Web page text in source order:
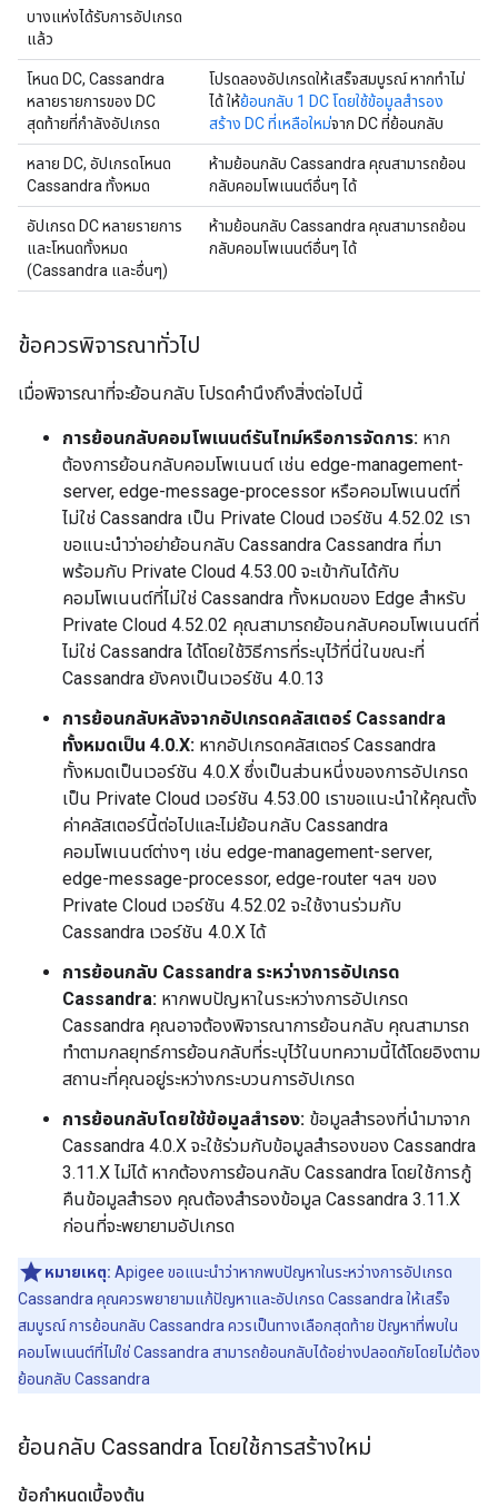
บางแห่งได้รับการอัปเกรด
แล้ว
โหนด DC, Cassandra
หลายรายการของ DC
สุดท้ายที่กำลังอัปเกรด
โปรดลองอัปเกรดให้เสร็จสมบูรณ์ หากทำไม่
ได้ ให้ย้อนกลับ 1 DC โดยใช้ข้อมูลสำรอง
สร้าง DC ที่เหลือใหม่จาก DC ที่ย้อนกลับ
หลาย DC, อัปเกรดโหนด
Cassandra ทั้งหมด
ห้ามย้อนกลับ Cassandra คุณสามารถย้อน
กลับคอมโพเนนต์อื่นๆ ได้
อัปเกรด DC หลายรายการ
และโหนดทั้งหมด
(Cassandra และอื่นๆ)
ห้ามย้อนกลับ Cassandra คุณสามารถย้อน
กลับคอมโพเนนต์อื่นๆ ได้
ข้อควรพิจารณาทั่วไป
เมื่อพิจารณาที่จะย้อนกลับ โปรดคำนึงถึงสิ่งต่อไปนี้
การย้อนกลับคอมโพเนนต์รันไทม์หรือการจัดการ: หาก
ต้องการย้อนกลับคอมโพเนนต์ เช่น edge-management-
server, edge-message-processor หรือคอมโพเนนต์ที่
ไม่ใช่ Cassandra เป็น Private Cloud เวอร์ชัน 4.52.02 เรา
ขอแนะนำว่าอย่าย้อนกลับ Cassandra Cassandra ที่มา
พร้อมกับ Private Cloud 4.53.00 จะเข้ากันได้กับ
คอมโพเนนต์ที่ไม่ใช่ Cassandra ทั้งหมดของ Edge สำหรับ
Private Cloud 4.52.02 คุณสามารถย้อนกลับคอมโพเนนต์ที่
ไม่ใช่ Cassandra ได้โดยใช้วิธีการที่ระบุไว้ที่นี่ในขณะที่
Cassandra ยังคงเป็นเวอร์ชัน 4.0.13
การย้อนกลับหลังจากอัปเกรดคลัสเตอร์ Cassandra
ทั้งหมดเป็น 4.0.X: หากอัปเกรดคลัสเตอร์ Cassandra
ทั้งหมดเป็นเวอร์ชัน 4.0.X ซึ่งเป็นส่วนหนึ่งของการอัปเกรด
เป็น Private Cloud เวอร์ชัน 4.53.00 เราขอแนะนำให้คุณตั้ง
ค่าคลัสเตอร์นี้ต่อไปและไม่ย้อนกลับ Cassandra
คอมโพเนนต์ต่างๆ เช่น edge-management-server,
edge-message-processor, edge-router ฯลฯ ของ
Private Cloud เวอร์ชัน 4.52.02 จะใช้งานร่วมกับ
Cassandra เวอร์ชัน 4.0.X ได้
การย้อนกลับ Cassandra ระหว่างการอัปเกรด
Cassandra: หากพบปัญหาในระหว่างการอัปเกรด
Cassandra คุณอาจต้องพิจารณาการย้อนกลับ คุณสามารถ
ทำตามกลยุทธ์การย้อนกลับที่ระบุไว้ในบทความนี้ได้โดยอิงตาม
สถานะที่คุณอยู่ระหว่างกระบวนการอัปเกรด
การย้อนกลับโดยใช้ข้อมูลสำรอง: ข้อมูลสำรองที่นำมาจาก
Cassandra 4.0.X จะใช้ร่วมกับข้อมูลสำรองของ Cassandra
3.11.X ไม่ได้ หากต้องการย้อนกลับ Cassandra โดยใช้การกู้
คืนข้อมูลสำรอง คุณต้องสำรองข้อมูล Cassandra 3.11.X
ก่อนที่จะพยายามอัปเกรด
หมายเหตุ: Apigee ขอแนะนำว่าหากพบปัญหาในระหว่างการอัปเกรด
Cassandra คุณควรพยายามแก้ปัญหาและอัปเกรด Cassandra ให้เสร็จ
สมบูรณ์ การย้อนกลับ Cassandra ควรเป็นทางเลือกสุดท้าย ปัญหาที่พบใน
คอมโพเนนต์ที่ไม่ใช่ Cassandra สามารถย้อนกลับได้อย่างปลอดภัยโดยไม่ต้อง
ย้อนกลับ Cassandra
ย้อนกลับ Cassandra โดยใช้การสร้างใหม่
ข้อกำหนดเบื้องต้น